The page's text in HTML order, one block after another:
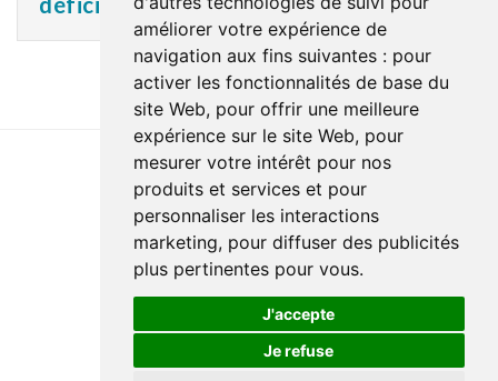
améliorer votre expérience de
navigation aux fins suivantes : pour
activer les fonctionnalités de base du
site Web, pour offrir une meilleure
expérience sur le site Web, pour
mesurer votre intérêt pour nos
produits et services et pour
personnaliser les interactions
marketing, pour diffuser des publicités
plus pertinentes pour vous.
J'accepte
Je refuse
Dernière mise à jour : 15 janvier 2026
Accessibilité
Documentation
Réalisation du site